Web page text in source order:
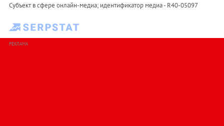
Субъект в сфере онлайн-медиа; идентификатор медиа - R40-05097
РЕКЛАМА